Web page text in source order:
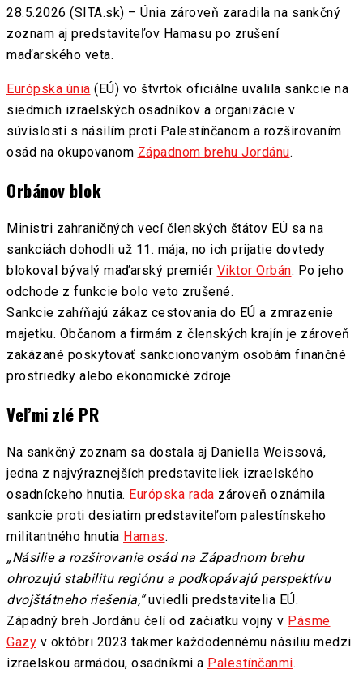
28.5.2026 (SITA.sk) – Únia zároveň zaradila na sankčný
zoznam aj predstaviteľov Hamasu po zrušení
maďarského veta.
Európska únia (EÚ) vo štvrtok oficiálne uvalila sankcie na
siedmich izraelských osadníkov a organizácie v
súvislosti s násilím proti Palestínčanom a rozširovaním
osád na okupovanom Západnom brehu Jordánu.
Orbánov blok
Ministri zahraničných vecí členských štátov EÚ sa na
sankciách dohodli už 11. mája, no ich prijatie dovtedy
blokoval bývalý maďarský premiér Viktor Orbán. Po jeho
odchode z funkcie bolo veto zrušené.
Sankcie zahŕňajú zákaz cestovania do EÚ a zmrazenie
majetku. Občanom a firmám z členských krajín je zároveň
zakázané poskytovať sankcionovaným osobám finančné
prostriedky alebo ekonomické zdroje.
Veľmi zlé PR
Na sankčný zoznam sa dostala aj Daniella Weissová,
jedna z najvýraznejších predstaviteliek izraelského
osadníckeho hnutia. Európska rada zároveň oznámila
sankcie proti desiatim predstaviteľom palestínskeho
militantného hnutia Hamas.
„Násilie a rozširovanie osád na Západnom brehu
ohrozujú stabilitu regiónu a podkopávajú perspektívu
dvojštátneho riešenia,“uviedli predstavitelia EÚ.
Západný breh Jordánu čelí od začiatku vojny v Pásme
Gazy v októbri 2023 takmer každodennému násiliu medzi
izraelskou armádou, osadníkmi a Palestínčanmi.